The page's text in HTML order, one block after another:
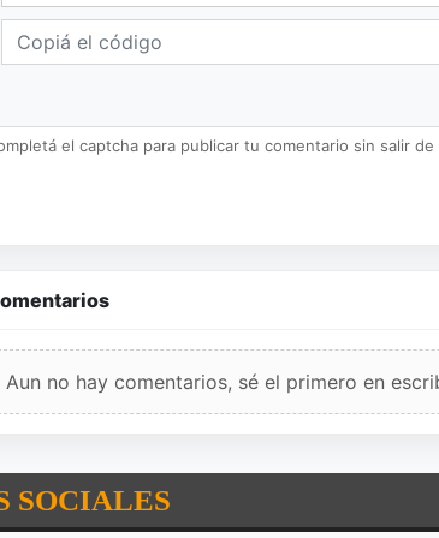
el captcha para publicar tu comentario sin salir de
Aun no hay comentarios, sé el primero en
SOCIALES